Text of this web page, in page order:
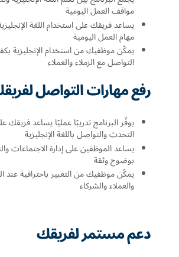
مواقف العمل اليومية
يساعد فريقك على استخدام اللغة
مهام العمل اليومية
يمكّن موظفيك من استخدام الإنجليزية
التواصل مع الزملاء والعملاء
رفع مهارات التواصل
يوفّر البرنامج تدريبًا عمليًا يساعد
التحدث والتواصل باللغة الإنجليزية
يساعد الموظفين على إدارة الاجتماعات
بوضوح وثقة
يمكّن موظفيك من التعبير باحترافية عند
والعملاء والشركاء
دعم مستمر لفريقك